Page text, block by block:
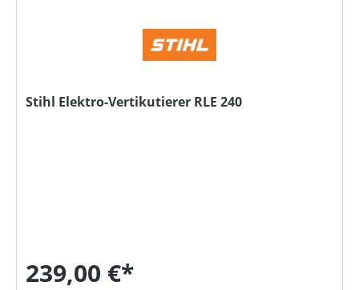
Stihl Elektro-Vertikutierer RLE 240
239,00 €*